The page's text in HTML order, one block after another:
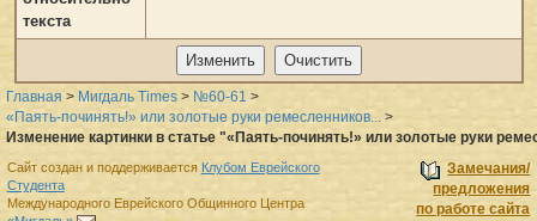
текста
Главная > Мигдаль Times > №60-61 >
«Паять-починять!» или золотые руки ремесленников... >
Изменение картинки в статье "«Паять-починять!» или золотые руки
Замечания/
предложения
по работе сайта
Сайт создан и поддерживается Клубом Еврейского
Студента
Международного Еврейского Общинного Центра